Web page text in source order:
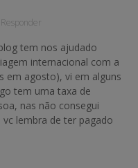
Responder
tem nos ajudado
internacional com a
em agosto), vi em alguns
tem uma taxa de
nas não consegui
lembra de ter pagado